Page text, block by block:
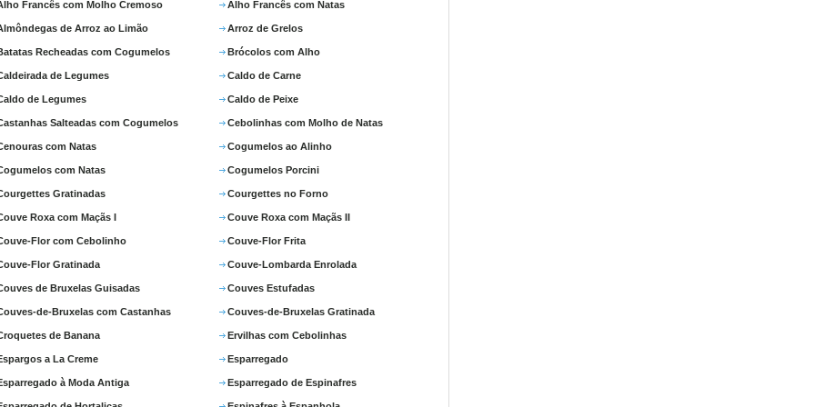
Francês com Molho Cremoso Alho Francês com Natas
de Arroz ao Limão Arroz de Grelos
Recheadas com Cogumelos Brócolos com Alho
de Legumes Caldo de Carne
de Legumes Caldo de Peixe
Salteadas com Cogumelos Cebolinhas com Molho de Natas
com Natas Cogumelos ao Alinho
com Natas Cogumelos Porcini
Gratinadas Courgettes no Forno
Roxa com Maçãs I Couve Roxa com Maçãs II
Flor com Cebolinho Couve-Flor Frita
Flor Gratinada Couve-Lombarda Enrolada
de Bruxelas Guisadas Couves Estufadas
de-Bruxelas com Castanhas Couves-de-Bruxelas Gratinada
de Banana Ervilhas com Cebolinhas
a La Creme Esparregado
à Moda Antiga Esparregado de Espinafres